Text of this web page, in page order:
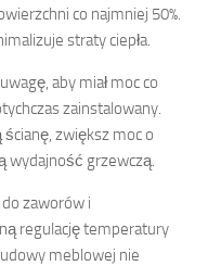
co najmniej 50%.
straty ciepła.
aby miał moc co
zainstalowany.
ścianę, zwiększ moc o
wydajność grzewczą.
zaworów i
regulację temperatury
meblowej nie